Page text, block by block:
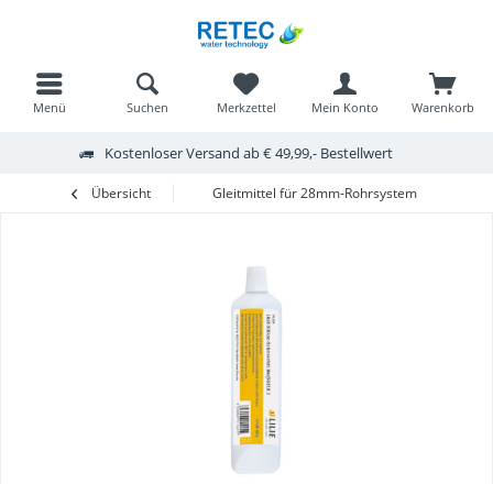
Kostenloser Versand ab € 49,99,- Bestellwert
Menü Warenkorb
Merkzettel Mein Konto
Suchen
Übersicht Gleitmittel für 28mm-Rohrsystem